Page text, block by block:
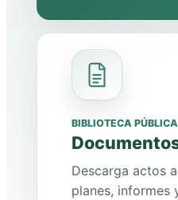
BIBLIOTECA PÚBLICA
Descarga actos
planes, informes